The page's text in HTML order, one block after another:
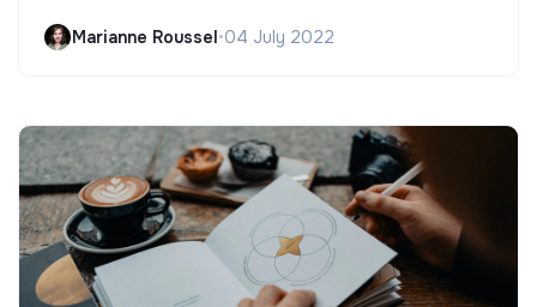
Marianne Roussel•04 July 2022